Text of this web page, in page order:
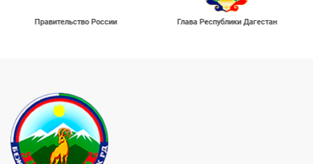
Глава Республики Дагестан